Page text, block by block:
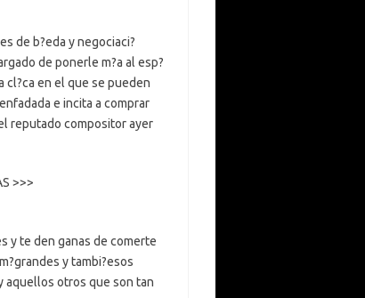
de b?eda y negociaci?
de ponerle m?a al esp?
cl?ca en el que se pueden
e incita a comprar
reputado compositor ayer
>>>
y te den ganas de comerte
y tambi?esos
aquellos otros que son tan